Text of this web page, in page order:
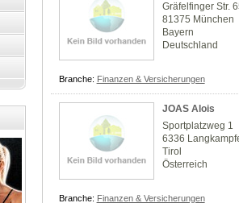
Gräfelfinger Str.
81375 München
Bayern
Deutschland
Branche: Finanzen & Versicherungen
JOAS Alois
Sportplatzweg 1
6336
Tirol
Österreich
Branche: Finanzen & Versicherungen